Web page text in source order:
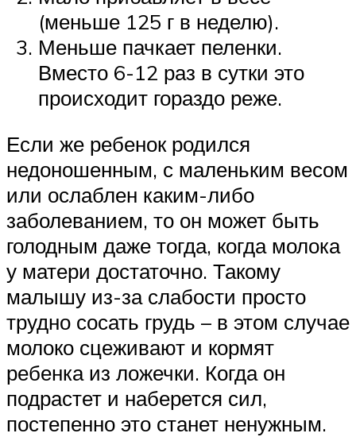
(меньше 125 г в неделю).
Меньше пачкает пеленки.
Вместо 6-12 раз в сутки это
происходит гораздо реже.
Если же ребенок родился
недоношенным, с маленьким весом
или ослаблен каким-либо
заболеванием, то он может быть
голодным даже тогда, когда молока
у матери достаточно. Такому
малышу из-за слабости просто
трудно сосать грудь – в этом случае
молоко сцеживают и кормят
ребенка из ложечки. Когда он
подрастет и наберется сил,
постепенно это станет ненужным.